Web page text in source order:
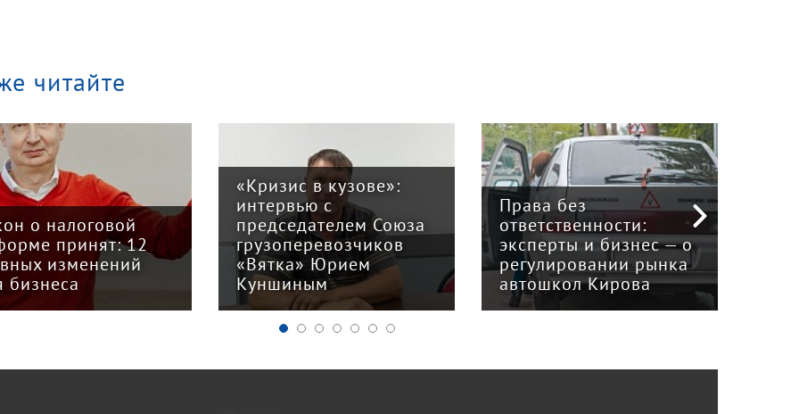
читайте
о налоговой
принят: 12
изменений
бизнеса
«Кризис в кузове»:
интервью с
председателем Союза
грузоперевозчиков
«Вятка» Юрием
Куншиным
Права без
ответственности:
эксперты и бизнес — о
регулировании рынка
автошкол Кирова